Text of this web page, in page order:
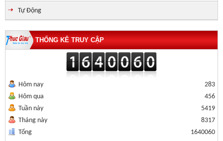
Tự Động
THỐNG KÊ TRUY CẬP
Hôm nay
Hôm qua
Tuần này
Tháng này
Tổng
283
456
5419
8317
1640060